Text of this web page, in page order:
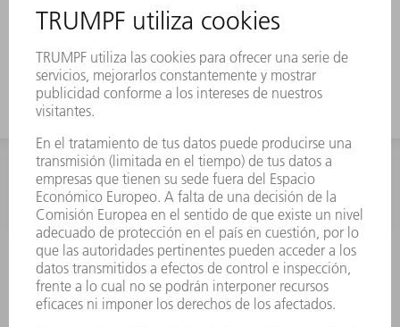
variantes de roscados para distintas
INFORMACIÓN
Preguntas más frecuentes
Condiciones generales de venta
CONTACTO
Departamento de Repuestos
+34 91 657 36 70